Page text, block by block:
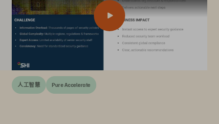
人工智慧 Pure Accelerate